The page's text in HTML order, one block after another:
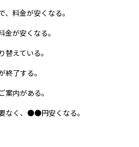
、料金が安くなる。
が安くなる。
替えている。
終了する。
案内がある。
なく、●●円安くなる。